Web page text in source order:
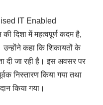
IT Enabled
दिशा में महत्वपूर्ण कदम है,
कहा कि शिकायतों के
दी जा रही है। इस अवसर पर
निस्तारण किया गया तथा
किया गया।